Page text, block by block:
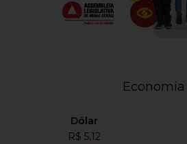
Economia
Dólar
R$ 5,12